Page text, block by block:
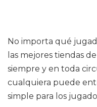
No importa qué
las mejores tiendas
siempre y en toda
cualquiera puede
simple para los